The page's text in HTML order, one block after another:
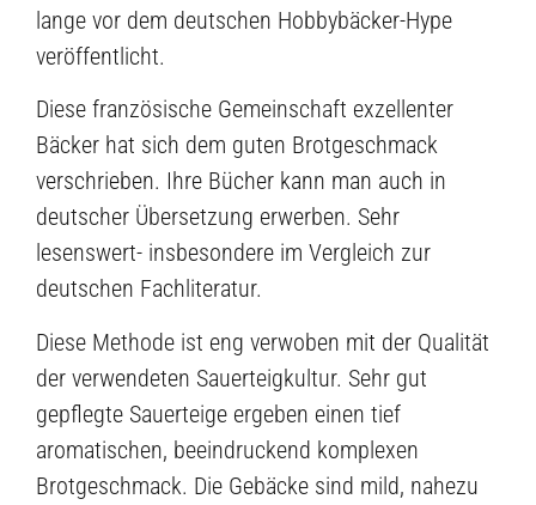
lange vor dem deutschen Hobbybäcker-Hype
veröffentlicht.
Diese französische Gemeinschaft exzellenter
Bäcker hat sich dem guten Brotgeschmack
verschrieben. Ihre Bücher kann man auch in
deutscher Übersetzung erwerben. Sehr
lesenswert- insbesondere im Vergleich zur
deutschen Fachliteratur.
Diese Methode ist eng verwoben mit der Qualität
der verwendeten Sauerteigkultur. Sehr gut
gepflegte Sauerteige ergeben einen tief
aromatischen, beeindruckend komplexen
Brotgeschmack. Die Gebäcke sind mild, nahezu